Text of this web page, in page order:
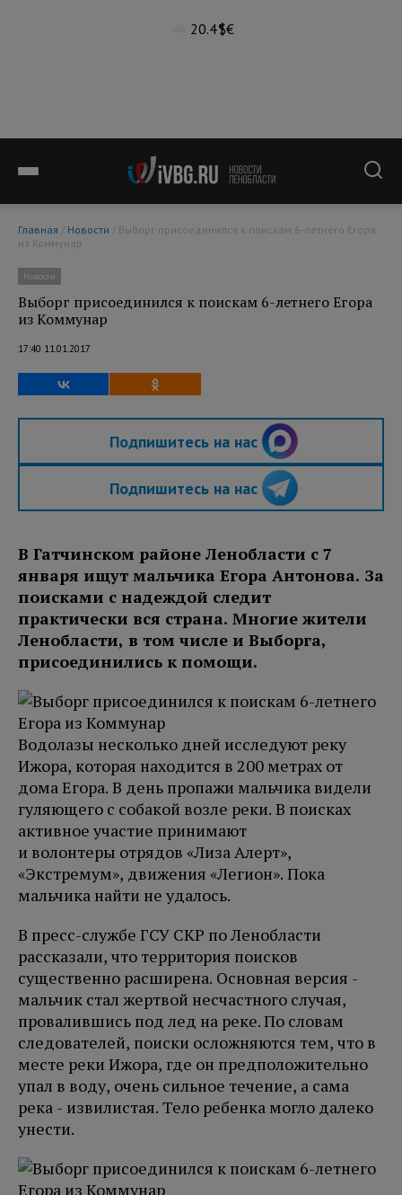
20.4°$€
Главная / Новости
из Коммунар
Новости
Выборг присоединился к поискам 6-летнего Егора
из Коммунар
17:40 11.01.2017
Подпишитесь на нас
Подпишитесь на нас
В Гатчинском районе Ленобласти c 7
января ищут мальчика Егора Антонова. За
поисками с надеждой следит
практически вся страна. Многие жители
Ленобласти, в том числе и Выборга,
присоединились к помощи.
Водолазы несколько дней исследуют реку
Ижора, которая находится в 200 метрах от
дома Егора. В день пропажи мальчика видели
гуляющего с собакой возле реки. В поисках
активное участие принимают
и волонтеры отрядов «Лиза Алерт»,
«Экстремум», движения «Легион». Пока
мальчика найти не удалось.
В пресс-службе ГСУ СКР по Ленобласти
рассказали, что территория поисков
существенно расширена. Основная версия -
мальчик стал жертвой несчастного случая,
провалившись под лед на реке. По словам
следователей, поиски осложняются тем, что в
месте реки Ижора, где он предположительно
упал в воду, очень сильное течение, а сама
река - извилистая. Тело ребенка могло далеко
унести.